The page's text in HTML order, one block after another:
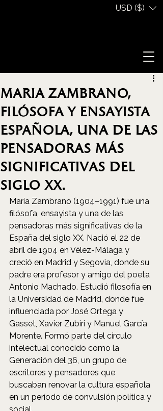
USD ($)
Maria Zambrano,
filósofa y ensayista
española, una de las
pensadoras más
significativas del
siglo XX.
María Zambrano (1904–1991) fue una
filósofa, ensayista y una de las
pensadoras más significativas de la
España del siglo XX. Nació el 22 de
abril de 1904 en Vélez-Málaga y
creció en Madrid y Segovia, donde su
padre era profesor y amigo del poeta
Antonio Machado. Estudió filosofía en
la Universidad de Madrid, donde fue
influenciada por José Ortega y
Gasset, Xavier Zubiri y Manuel García
Morente. Formó parte del círculo
intelectual conocido como la
Generación del 36, un grupo de
escritores y pensadores que
buscaban renovar la cultura española
en un período de convulsión política y